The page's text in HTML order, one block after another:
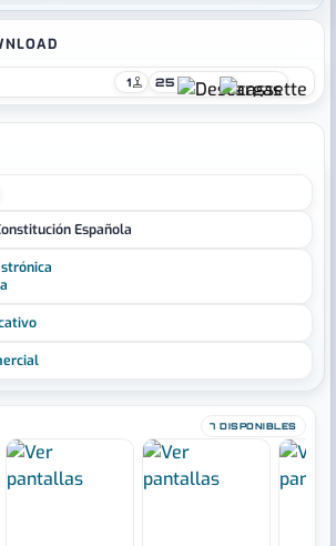
7 DISPONIBLES
1 25
Española